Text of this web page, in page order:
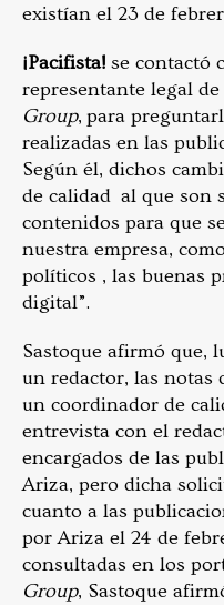
existían el 23 de
¡Pacifista! se contactó
representante legal de
Group, para
realizadas en las
Según él, dichos
de calidad al que son
contenidos para que
nuestra empresa,
políticos , las buenas
digital”.
Sastoque afirmó que,
un redactor, las notas
un coordinador de
entrevista con el
encargados de las
Ariza, pero dicha
cuanto a las
por Ariza el 24 de
consultadas en los
Group, Sastoque